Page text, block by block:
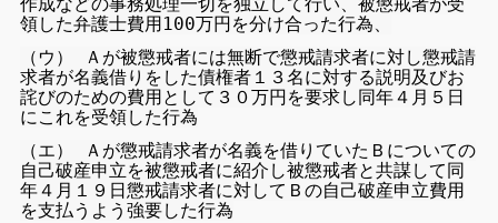
領した弁護士費用100万円を分け合った行為、
（ウ） Ａが被懲戒者には無断で懲戒請求者に対し懲戒請
求者が名義借りをした債権者１３名に対する説明及びお
詫びのための費用として３０万円を要求し同年４月５日
にこれを受領した行為
（エ） Ａが懲戒請求者が名義を借りていたＢについての
自己破産申立を被懲戒者に紹介し被懲戒者と共謀して同
年４月１９日懲戒請求者に対してＢの自己破産申立費用
を支払うよう強要した行為